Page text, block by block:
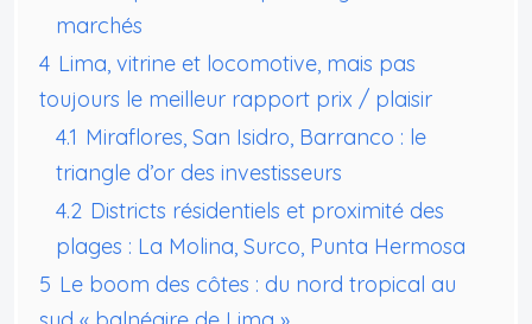
marchés
4 Lima, vitrine et locomotive, mais pas
toujours le meilleur rapport prix / plaisir
4.1 Miraflores, San Isidro, Barranco : le
triangle d’or des investisseurs
4.2 Districts résidentiels et proximité des
plages : La Molina, Surco, Punta Hermosa
5 Le boom des côtes : du nord tropical au